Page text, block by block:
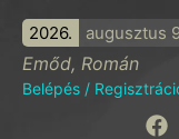
2026. augusztus
Emőd, Román
Belépés /